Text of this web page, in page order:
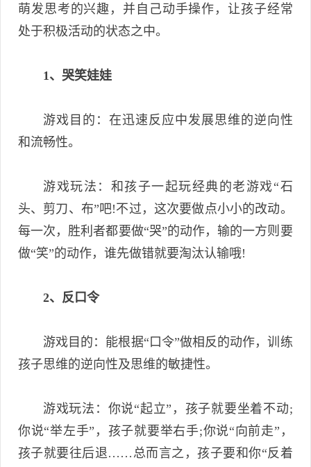
萌发思考的兴趣，并自己动手操作，让孩子经常
处于积极活动的状态之中。
1、哭笑娃娃
游戏目的：在迅速反应中发展思维的逆向性
和流畅性。
游戏玩法：和孩子一起玩经典的老游戏“石
头、剪刀、布”吧!不过，这次要做点小小的改动。
每一次，胜利者都要做“哭”的动作，输的一方则要
做“笑”的动作，谁先做错就要淘汰认输哦!
2、反口令
游戏目的：能根据“口令”做相反的动作，训练
孩子思维的逆向性及思维的敏捷性。
游戏玩法：你说“起立”，孩子就要坐着不动;
你说“举左手”，孩子就要举右手;你说“向前走”，
孩子就要往后退……总而言之，孩子要和你“反着